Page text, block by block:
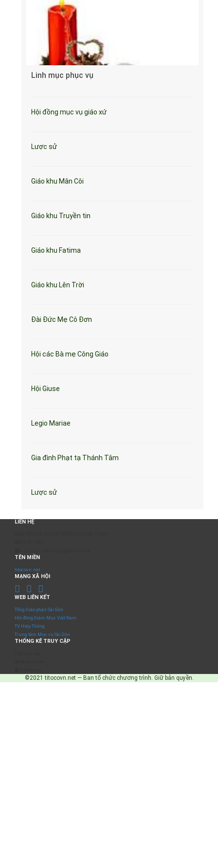
Linh mục phục vụ
Hội đồng mục vụ giáo xứ
Lược sử
Giáo khu Mân Côi
Giáo khu Truyền tin
Giáo khu Fatima
Giáo khu Lên Trời
Đài Đức Mẹ Cô Đơn
Hội các Bà mẹ Công Giáo
Hội Giuse
Legio Mariae
Gia đình Phạt tạ Thánh Tâm
Lược sử
LIÊN HỆ
TÊN MIỀN
titocovn.net
MẠNG XÃ HỘI
WEB LIÊN KẾT
Tổng Giáo phận Sài Gòn
Hội đồng Giám Mục Việt Nam
TV Hiệp Thông
Trung tâm Mục vụ Sài Gòn
THỐNG KÊ TRUY CẬP
©2021 titocovn.net — Ban tổ chức chương trình. Giữ bản quyền.